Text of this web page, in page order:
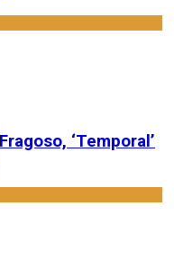
‘Temporal’